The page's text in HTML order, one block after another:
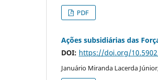
PDF
Ações subsidiárias das
DOI: https://doi.org/
Januário Miranda Lacerda